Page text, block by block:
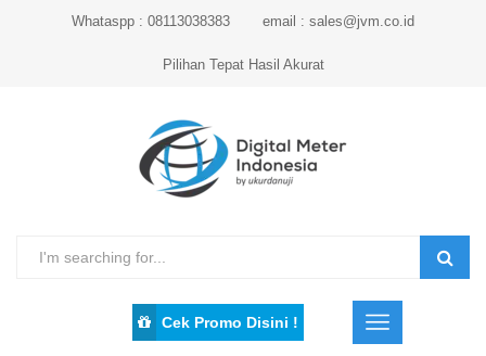
Whataspp : 08113038383 email : sales@jvm.co.id
Pilihan Tepat Hasil Akurat
Cek Promo Disini !